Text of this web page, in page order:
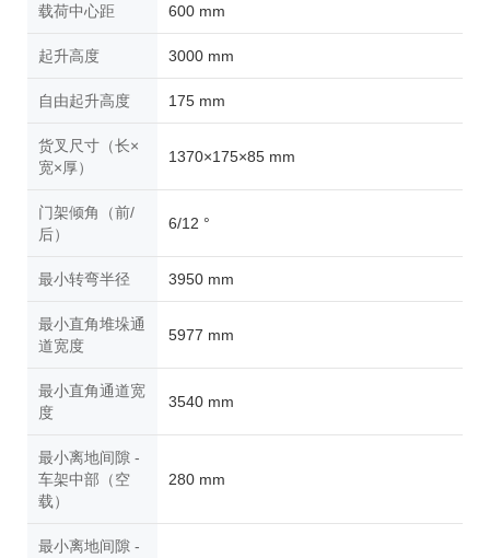
载荷中心距 600 mm
起升高度 3000 mm
自由起升高度 175 mm
货叉尺寸（长×
宽×厚）
1370×175×85 mm
门架倾角（前/
后）
6/12 °
最小转弯半径 3950 mm
最小直角堆垛通
道宽度
5977 mm
最小直角通道宽
度
3540 mm
最小离地间隙 -
车架中部（空
载）
280 mm
最小离地间隙 -